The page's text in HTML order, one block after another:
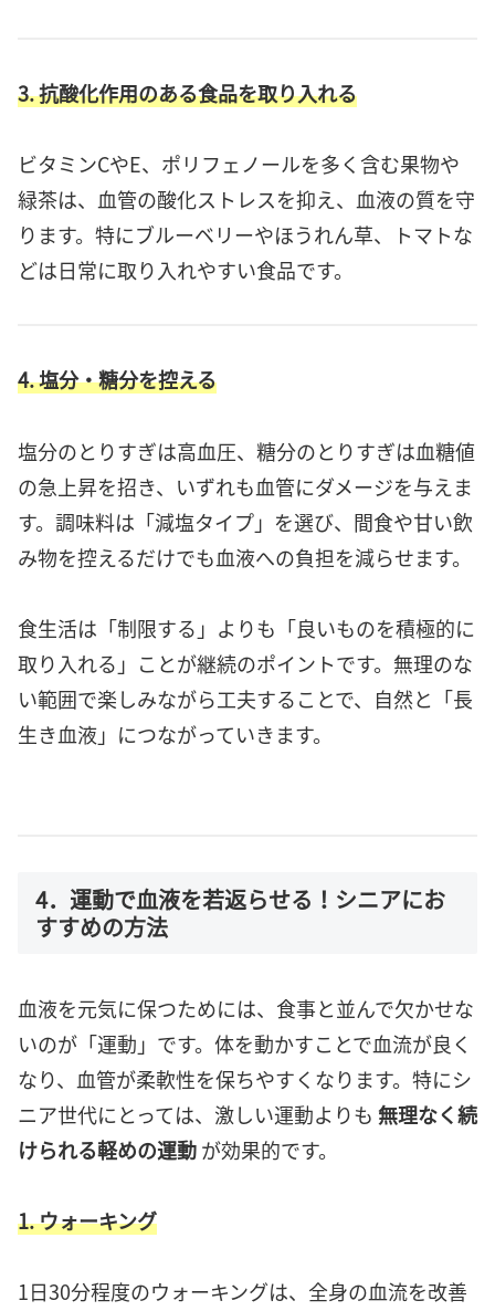
3. 抗酸化作用のある食品を取り入れる
ビタミンCやE、ポリフェノールを多く含む果物や
緑茶は、血管の酸化ストレスを抑え、血液の質を守
ります。特にブルーベリーやほうれん草、トマトな
どは日常に取り入れやすい食品です。
4. 塩分・糖分を控える
塩分のとりすぎは高血圧、糖分のとりすぎは血糖値
の急上昇を招き、いずれも血管にダメージを与えま
す。調味料は「減塩タイプ」を選び、間食や甘い飲
み物を控えるだけでも血液への負担を減らせます。
食生活は「制限する」よりも「良いものを積極的に
取り入れる」ことが継続のポイントです。無理のな
い範囲で楽しみながら工夫することで、自然と「長
生き血液」につながっていきます。
4．運動で血液を若返らせる！シニアにお
すすめの方法
血液を元気に保つためには、食事と並んで欠かせな
いのが「運動」です。体を動かすことで血流が良く
なり、血管が柔軟性を保ちやすくなります。特にシ
ニア世代にとっては、激しい運動よりも 無理なく続
けられる軽めの運動が効果的です。
1. ウォーキング
1日30分程度のウォーキングは、全身の血流を改善